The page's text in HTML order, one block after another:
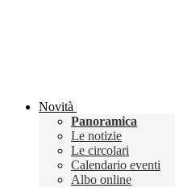
Novità
Panoramica
Le notizie
Le circolari
Calendario eventi
Albo online